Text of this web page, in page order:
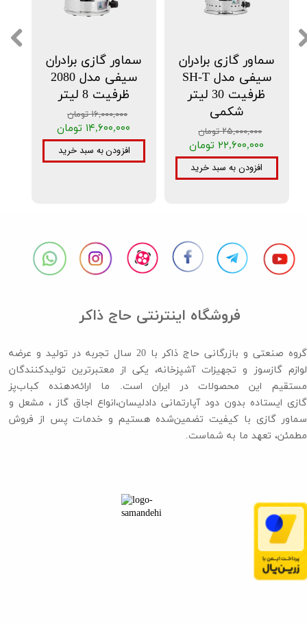
سماور گازی برادران
سیفی مدل 2080
ظرفیت 8 لیتر
۱۶,۰۰۰,۰۰۰ تومان
۱۴,۶۰۰,۰۰۰ تومان
افزودن به سبد خرید
سماور گازی برادران
سیفی مدل SH-T
ظرفیت 30 لیتر
شکمی
۲۵,۰۰۰,۰۰۰ تومان
۲۲,۶۰۰,۰۰۰ تومان
افزودن به سبد خرید
فروشگاه اینترنتی حاج ذاکر
گروه صنعتی و بازرگانی حاج ذاکر با 20 سال تجربه در تولید و عرضه
لوازم گازسوز و تجهیزات آشپزخانه، یکی از معتبرترین تولیدکنندگان
مستقیم این محصولات در ایران است. ما ارائه‌دهنده کباب‌پز
گازی ایستاده بدون دود آپارتمانی دادلیسان،انواع اجاق گاز ،​​​​​​​ مشعل و
سماور گازی با کیفیت تضمین‌شده هستیم و خدمات پس از فروش
مطمئن، تعهد ما به شماست.